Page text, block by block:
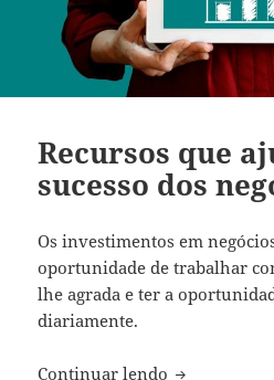
Recursos que
sucesso dos
Os investimentos em
oportunidade de trabalhar
lhe agrada e ter a
diariamente.
Continuar lendo Recursos